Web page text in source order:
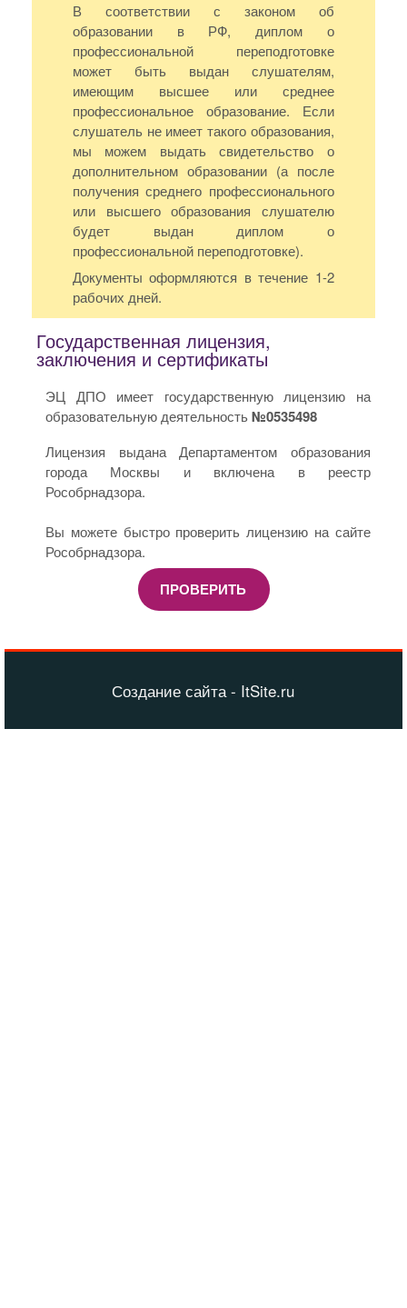
В соответствии с законом об
образовании в РФ, диплом о
профессиональной переподготовке
может быть выдан слушателям,
имеющим высшее или среднее
профессиональное образование. Если
слушатель не имеет такого образования,
мы можем выдать свидетельство о
дополнительном образовании (а после
получения среднего профессионального
или высшего образования слушателю
будет выдан диплом о
профессиональной переподготовке).
Документы оформляются в течение 1-2
рабочих дней.
Государственная лицензия,
заключения и сертификаты
ЭЦ ДПО имеет государственную лицензию на
образовательную деятельность№0535498
Лицензия выдана Департаментом образования
города Москвы и включена в реестр
Рособрнадзора.
Вы можете быстро проверить лицензию на сайте
Рособрнадзора.
ПРОВЕРИТЬ
Создание сайта - ItSite.ru